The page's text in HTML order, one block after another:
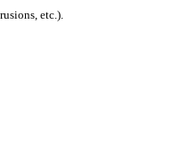
etc.).